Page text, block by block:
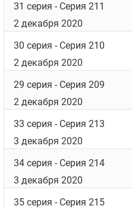
31 серия - Серия 211
2 декабря 2020
30 серия - Серия 210
2 декабря 2020
29 серия - Серия 209
2 декабря 2020
33 серия - Серия 213
3 декабря 2020
34 серия - Серия 214
3 декабря 2020
35 серия - Серия 215